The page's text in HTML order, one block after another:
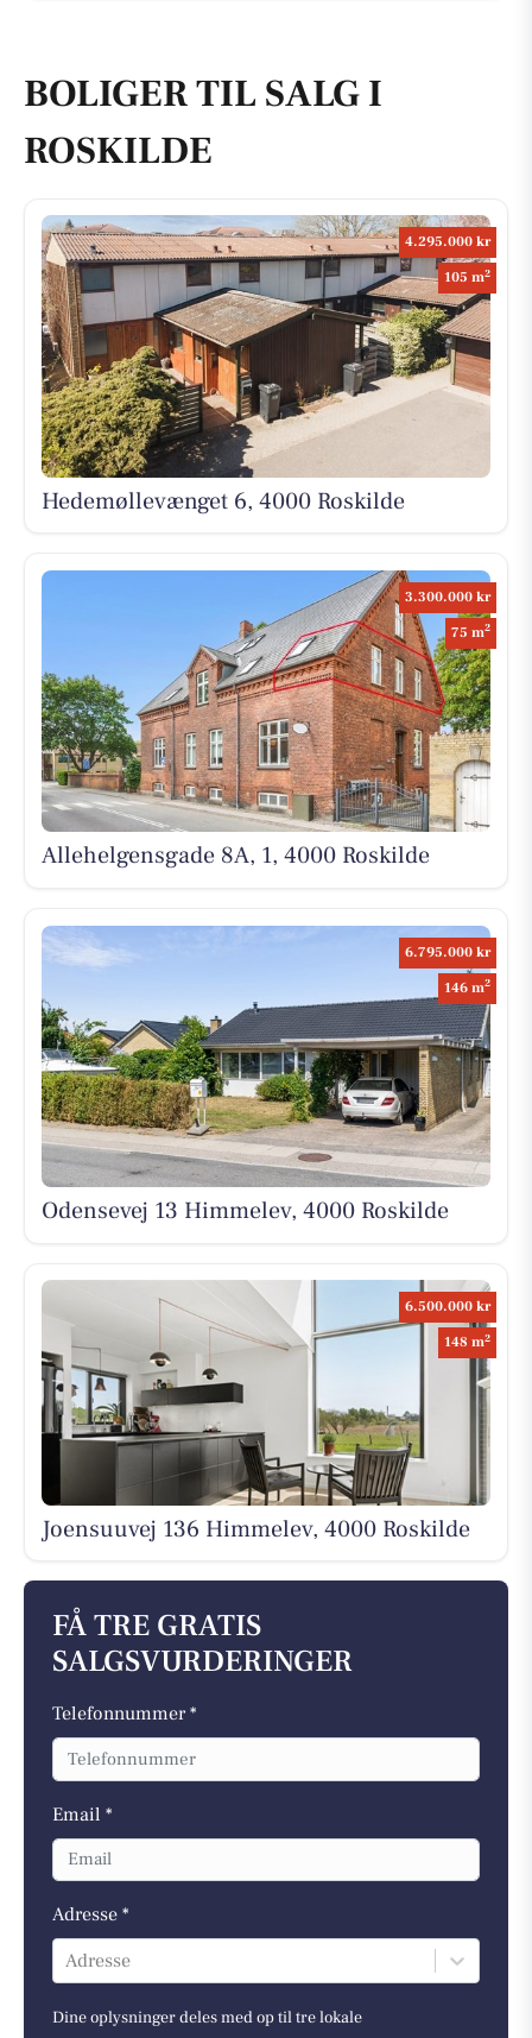
BOLIGER TIL SALG I
ROSKILDE
4.295.000 kr
105 m2
Hedemøllevænget 6, 4000 Roskilde
3.300.000 kr
75 m2
Allehelgensgade 8A, 1, 4000 Roskilde
6.795.000 kr
146 m2
Odensevej 13 Himmelev, 4000 Roskilde
6.500.000 kr
148 m2
Joensuuvej 136 Himmelev, 4000 Roskilde
FÅ TRE GRATIS
SALGSVURDERINGER
Telefonnummer *
Email *
Adresse *
Adresse
Dine oplysninger deles med op til tre lokale